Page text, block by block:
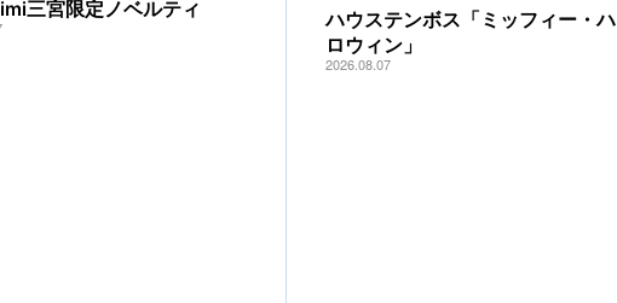
三宮限定ノベルティ
ハウステンボス「ミッフィー・ハ
ロウィン」
2026.08.07